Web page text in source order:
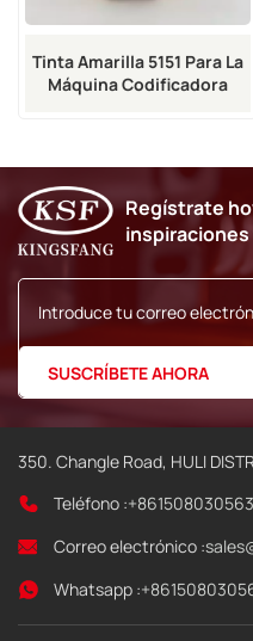
Tinta Amarilla 5151 Para La
Máquina Codificadora
Regístrate
350. Changle Road, HULI
Teléfono :
Correo electrónico :
Whatsapp :